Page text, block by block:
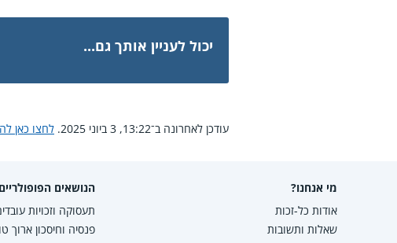
יכול לעניין אותך גם...
עודכן לאחרונה ב־13:22, 3 ביוני 2025. לחצו כאן
מי אנחנו?
אודות כל-זכות
שאלות ותשובות
הנושאים הפופולריים
תעסוקה וזכויות
פנסיה וחיסכון ארוך